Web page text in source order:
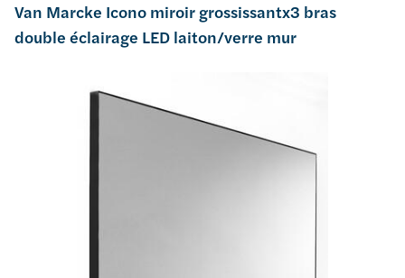
Van Marcke Icono miroir grossissantx3 bras
double éclairage LED laiton/verre mur